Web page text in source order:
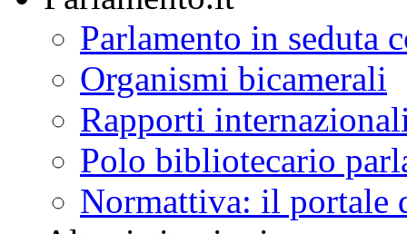
Parlamento in seduta
Organismi bicamerali
Rapporti
Polo bibliotecario
Normattiva: il portale